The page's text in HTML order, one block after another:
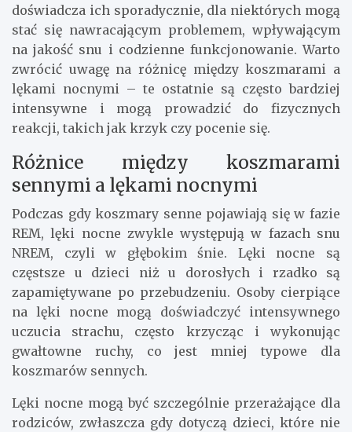
doświadcza ich sporadycznie, dla niektórych mogą
stać się nawracającym problemem, wpływającym
na jakość snu i codzienne funkcjonowanie. Warto
zwrócić uwagę na różnicę między koszmarami a
lękami nocnymi – te ostatnie są często bardziej
intensywne i mogą prowadzić do fizycznych
reakcji, takich jak krzyk czy pocenie się.
Różnice między koszmarami
sennymi a lękami nocnymi
Podczas gdy koszmary senne pojawiają się w fazie
REM, lęki nocne zwykle występują w fazach snu
NREM, czyli w głębokim śnie. Lęki nocne są
częstsze u dzieci niż u dorosłych i rzadko są
zapamiętywane po przebudzeniu. Osoby cierpiące
na lęki nocne mogą doświadczyć intensywnego
uczucia strachu, często krzycząc i wykonując
gwałtowne ruchy, co jest mniej typowe dla
koszmarów sennych.
Lęki nocne mogą być szczególnie przerażające dla
rodziców, zwłaszcza gdy dotyczą dzieci, które nie